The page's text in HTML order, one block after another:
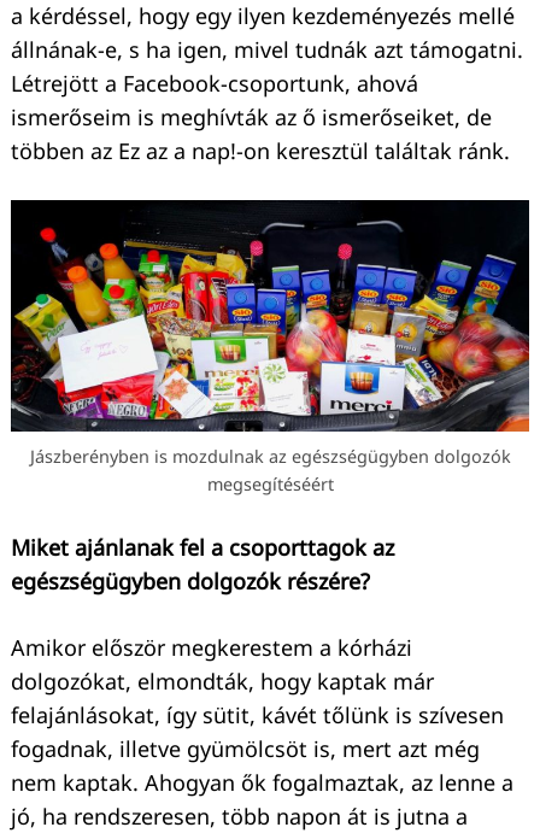
a kérdéssel, hogy egy ilyen kezdeményezés mellé
állnának-e, s ha igen, mivel tudnák azt támogatni.
Létrejött a Facebook-csoportunk, ahová
ismerőseim is meghívták az ő ismerőseiket, de
többen az Ez az a nap!-on keresztül találtak ránk.
Jászberényben is mozdulnak az egészségügyben dolgozók
megsegítéséért
Miket ajánlanak fel a csoporttagok az
egészségügyben dolgozók részére?
Amikor először megkerestem a kórházi
dolgozókat, elmondták, hogy kaptak már
felajánlásokat, így sütit, kávét tőlünk is szívesen
fogadnak, illetve gyümölcsöt is, mert azt még
nem kaptak. Ahogyan ők fogalmaztak, az lenne a
jó, ha rendszeresen, több napon át is jutna a